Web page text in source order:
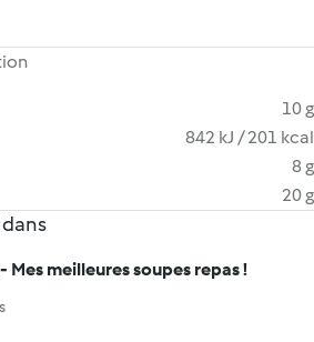
10 g
842 kJ / 201 kcal
8 g
20 g
Mes meilleures soupes repas !